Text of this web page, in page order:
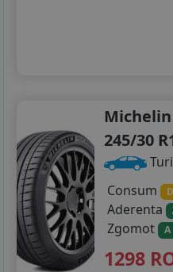
Michelin
245/30
Consum
D
Aderenta
Zgomot A
1298